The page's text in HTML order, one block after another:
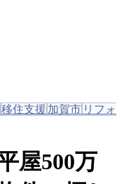
移住支援 加賀市 リフォ
屋500万